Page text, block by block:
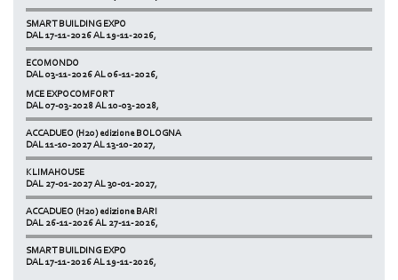
SMART BUILDING EXPO
DAL 17-11-2026 AL 19-11-2026,
ECOMONDO
DAL 03-11-2026 AL 06-11-2026,
NETZERO MILAN - EXPO SUMMIT
DAL 20-10-2026 AL 22-10-2026,
MCE EXPOCOMFORT
DAL 07-03-2028 AL 10-03-2028,
ACCADUEO (H20) edizione BOLOGNA
DAL 11-10-2027 AL 13-10-2027,
KLIMAHOUSE
DAL 27-01-2027 AL 30-01-2027,
ACCADUEO (H20) edizione BARI
DAL 26-11-2026 AL 27-11-2026,
SMART BUILDING EXPO
DAL 17-11-2026 AL 19-11-2026,